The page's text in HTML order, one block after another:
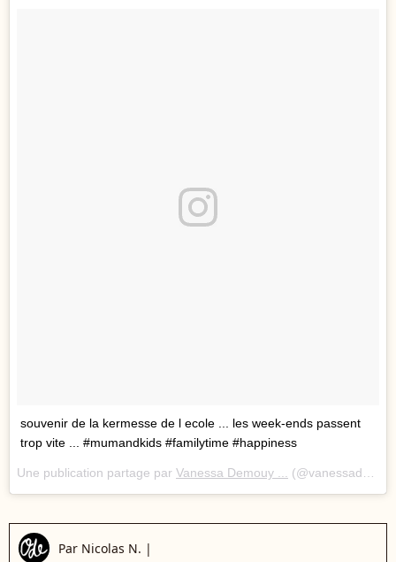
souvenir de la kermesse de l ecole ... les week-ends passent
trop vite ... #mumandkids #familytime #happiness
Une publication partage par Vanessa Demouy ... (@vanessademouy) le
Par Nicolas N. |